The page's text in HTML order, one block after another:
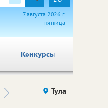
7 августа 2026 г.
пятница
Конкурсы
Здоровье компаний (на
Тула